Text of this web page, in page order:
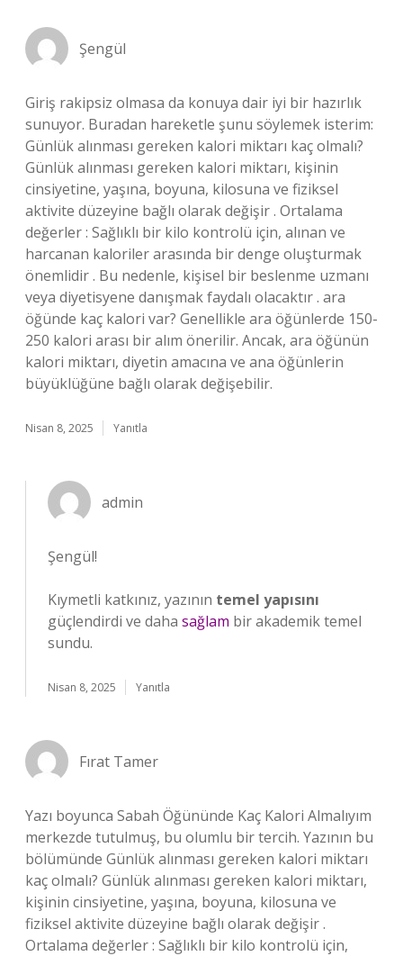
Şengül
Giriş rakipsiz olmasa da konuya dair iyi bir hazırlık
sunuyor. Buradan hareketle şunu söylemek isterim:
Günlük alınması gereken kalori miktarı kaç olmalı?
Günlük alınması gereken kalori miktarı, kişinin
cinsiyetine, yaşına, boyuna, kilosuna ve fiziksel
aktivite düzeyine bağlı olarak değişir . Ortalama
değerler : Sağlıklı bir kilo kontrolü için, alınan ve
harcanan kaloriler arasında bir denge oluşturmak
önemlidir . Bu nedenle, kişisel bir beslenme uzmanı
veya diyetisyene danışmak faydalı olacaktır . ara
öğünde kaç kalori var? Genellikle ara öğünlerde 150-
250 kalori arası bir alım önerilir. Ancak, ara öğünün
kalori miktarı, diyetin amacına ve ana öğünlerin
büyüklüğüne bağlı olarak değişebilir.
Nisan 8, 2025 Yanıtla
admin
Şengül!
Kıymetli katkınız, yazının temel yapısını
güçlendirdi ve daha sağlam bir akademik temel
sundu.
Nisan 8, 2025 Yanıtla
Fırat Tamer
Yazı boyunca Sabah Öğününde Kaç Kalori Almalıyım
merkezde tutulmuş, bu olumlu bir tercih. Yazının bu
bölümünde Günlük alınması gereken kalori miktarı
kaç olmalı? Günlük alınması gereken kalori miktarı,
kişinin cinsiyetine, yaşına, boyuna, kilosuna ve
fiziksel aktivite düzeyine bağlı olarak değişir .
Ortalama değerler : Sağlıklı bir kilo kontrolü için,